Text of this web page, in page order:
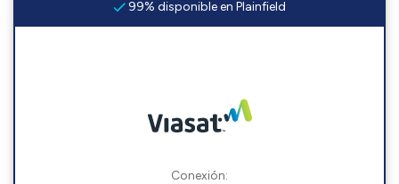
99% disponible en Plainfield
Conexión: